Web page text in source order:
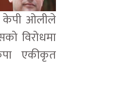
केपी ओलीले
विरोधमा
एकीकृत